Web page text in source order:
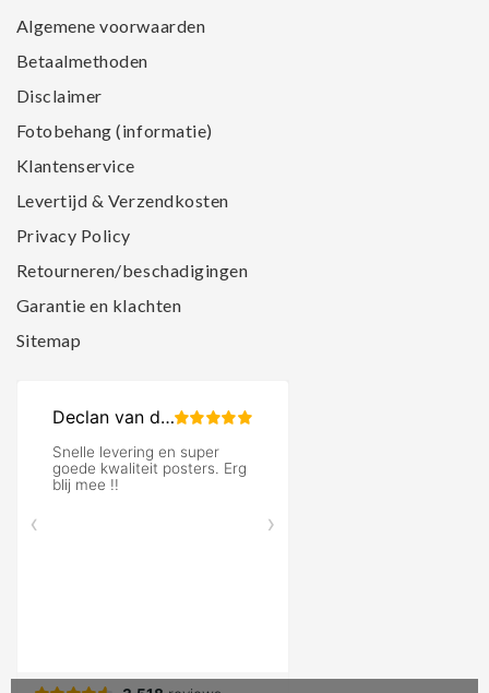
Algemene voorwaarden
Betaalmethoden
Disclaimer
Fotobehang (informatie)
Klantenservice
Levertijd & Verzendkosten
Privacy Policy
Retourneren/beschadigingen
Garantie en klachten
Sitemap